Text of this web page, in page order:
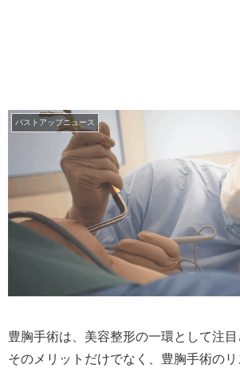
バストアップニュース
豊胸手術は、美容整形の一環として注目
そのメリットだけでなく、豊胸手術の